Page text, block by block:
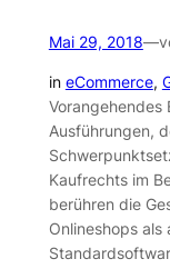
Mai 29, 2018—
in eCommerce,
Vorangehendes
Ausführungen,
Kaufrechts im
berühren die
Onlineshops als